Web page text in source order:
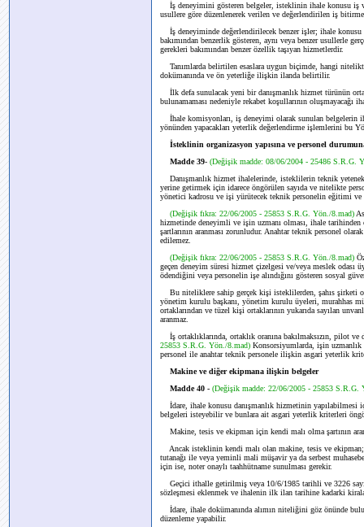
İş deneyimini gösteren belgeler, isteklinin ihale konusu iş
usullere göre düzenlenerek verilen ve değerlendirilen iş
İş deneyiminde değerlendirilecek benzer işler; ihale
bakımından benzerlik gösteren, aynı veya benzer usullerle
gerekleri bakımından benzer özellik taşıyan hizmetlerdir.
Tanımlarda belirtilen esaslara uygun biçimde, hangi
dokümanında ve ön yeterliğe ilişkin ilanda belirtilir.
İlk defa sunulacak yeni bir danışmanlık hizmet türünün
bulunamaması nedeniyle rekabet koşullarının oluşmayacağı
İhale komisyonları, iş deneyimi olarak sunulan belgelerin
yönünden yapacakları yeterlik değerlendirme işlemlerini bu
İsteklinin organizasyon yapısına ve personel
Madde 39- (Değişik madde: 08/06/2004 - 25486 S.R.G.
Danışmanlık hizmet ihalelerinde, isteklilerin teknik
yerine getirmek için idarece öngörülen sayıda ve nitelikte
yönetici kadrosu ve işi yürütecek teknik personelin eğitimi
(Değişik fıkra: 22/06/2005 - 25853 S.R.G. Yön./8.mad)
hizmetinde deneyimli ve işin uzmanı olması, ihale
şartlarının aranması zorunludur. Anahtar teknik personel
edilemez.
(Değişik fıkra: 22/06/2005 - 25853 S.R.G. Yön./8.mad)
geçen deneyim süresi hizmet çizelgesi ve/veya meslek
ödendiğini veya personelin işe alındığını gösteren sosyal
Bu niteliklere sahip gerçek kişi isteklilerden, şahıs şirketi
yönetim kurulu başkanı, yönetim kurulu üyeleri, murahhas
ortaklarından ve tüzel kişi ortaklarının yukarıda sayılan
aranmaz.
İş ortaklıklarında, ortaklık oranına bakılmaksızın, pilot
25853 S.R.G. Yön./8.mad) Konsorsiyumlarda, işin
personel ile anahtar teknik personele ilişkin asgari yeterlik
Makine ve diğer ekipmana ilişkin belgeler
Madde 40 - (Değişik madde: 22/06/2005 - 25853 S.R.G.
İdare, ihale konusu danışmanlık hizmetinin
belgeleri isteyebilir ve bunlara ait asgari yeterlik kriterleri
Makine, tesis ve ekipman için kendi malı olma şartının
Ancak isteklinin kendi malı olan makine, tesis ve ekipman;
tutanağı ile veya yeminli mali müşavir ya da serbest
için ise, noter onaylı taahhütname sunulması gerekir.
Geçici ithalle getirilmiş veya 10/6/1985 tarihli ve 3226
sözleşmesi eklenmek ve ihalenin ilk ilan tarihine kadarki
İdare, ihale dokümanında alımın niteliğini göz önünde
düzenleme yapabilir.